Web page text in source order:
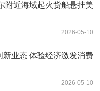
附近海域起火货船悬挂美
2026-05-10
业态 体验经济激发消费
2026-05-10